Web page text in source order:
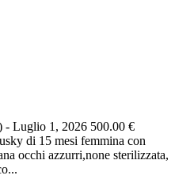
- Luglio 1, 2026 500.00 €
di 15 mesi femmina con
occhi azzurri,none sterilizzata,